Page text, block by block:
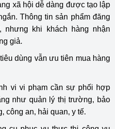
xã hội dễ dàng được tạo lập
Thông tin sản phẩm đăng
nhưng khi khách hàng nhận
giả.
dùng vẫn ưu tiên mua hàng
vi vi phạm cần sự phối hợp
như quản lý thị trường, bảo
công an, hải quan, y tế.